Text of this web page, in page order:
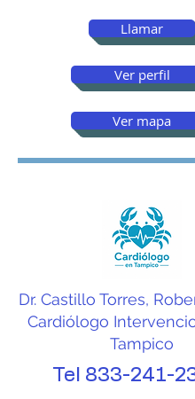
clínicas y
la zona sur de
Nuestro objetivo
facilitar la
médicos
cuidado
útil para quienes
atención
para
corazón.
Si buscas un
Llamar
Ver perfil
Ver mapa
Dr. Castillo Torres,
Cardiólogo
Tampico
Tel 833-241-